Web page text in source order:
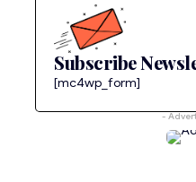
Subscribe
[mc4wp_form]
-